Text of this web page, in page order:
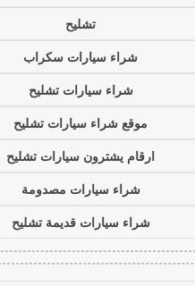
تشليح
شراء سيارات سكراب
شراء سيارات تشليح
موقع شراء سيارات تشليح
ارقام يشترون سيارات تشليح
شراء سيارات مصدومة
شراء سيارات قديمة تشليح